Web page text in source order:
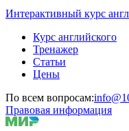
Интерактивный курс
Курс английского
Тренажер
Статьи
Цены
По всем вопросам:
Правовая информация